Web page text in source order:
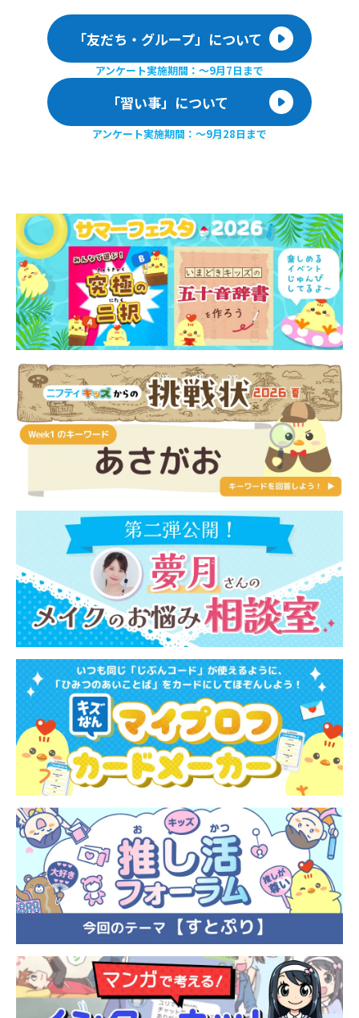
「友だち・グループ」について
アンケート実施期間：〜9月7日まで
「習い事」について
アンケート実施期間：〜9月28日まで